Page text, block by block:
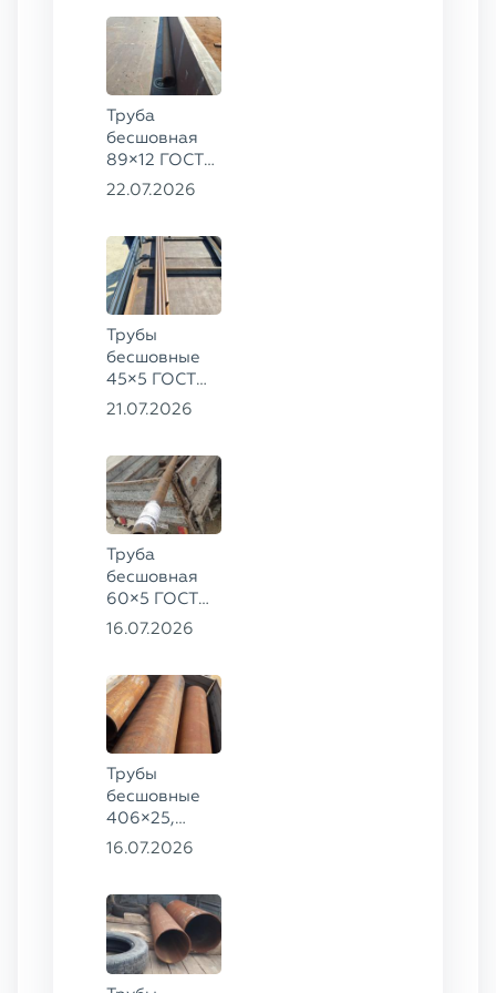
Труба
бесшовная
89×12 ГОСТ
8732-78, ст.
22.07.2026
Трубы
бесшовные
45×5 ГОСТ
8734-75, ст.
21.07.2026
Труба
бесшовная
60×5 ГОСТ
8732-78, ст.
16.07.2026
Трубы
бесшовные
406×25,
325×20,
09Г2С
16.07.2026